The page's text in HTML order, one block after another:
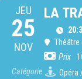
JEU
25
NOV
LA
Théâtre
Prix
Catégorie
Opéra